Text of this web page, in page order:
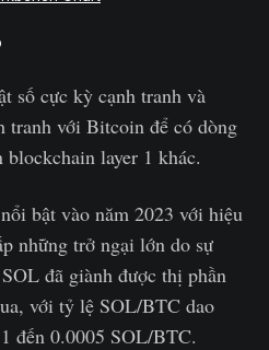
số cực kỳ cạnh tranh và
tranh với Bitcoin để có dòng
layer 1 khác.
bật vào năm 2023 với hiệu
những trở ngại lớn do sự
đã giành được thị phần
với tỷ lệ SOL/BTC dao
đến 0.0005 SOL/BTC.